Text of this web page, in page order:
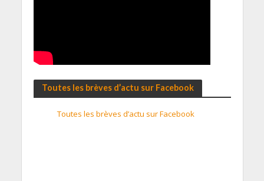
Toutes les brèves d’actu sur Facebook
Toutes les brèves d’actu sur Facebook